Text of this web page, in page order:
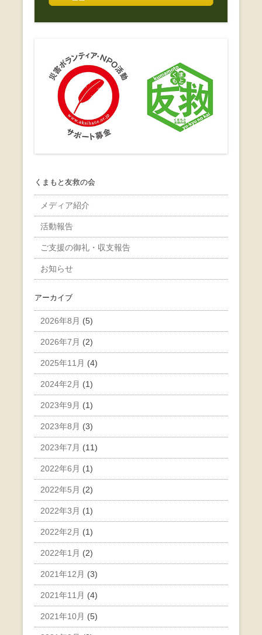
くまもと友救の会
メディア紹介
活動報告
ご支援の御礼・収支報告
お知らせ
アーカイブ
2026年8月 (5)
2026年7月 (2)
2025年11月 (4)
2024年2月 (1)
2023年9月 (1)
2023年8月 (3)
2023年7月 (11)
2022年6月 (1)
2022年5月 (2)
2022年3月 (1)
2022年2月 (1)
2022年1月 (2)
2021年12月 (3)
2021年11月 (4)
2021年10月 (5)